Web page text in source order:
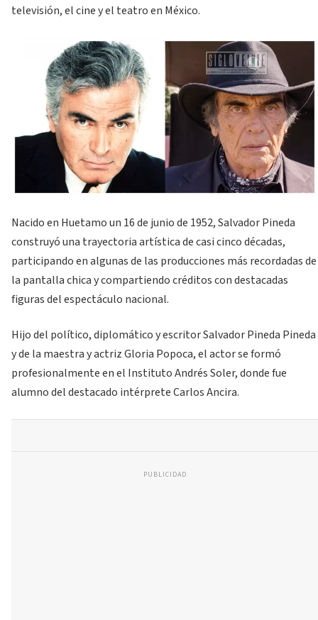
televisión, el cine y el teatro en México.
Nacido en Huetamo un 16 de junio de 1952, Salvador Pineda
construyó una trayectoria artística de casi cinco décadas,
participando en algunas de las producciones más recordadas de
la pantalla chica y compartiendo créditos con destacadas
figuras del espectáculo nacional.
Hijo del político, diplomático y escritor Salvador Pineda Pineda
y de la maestra y actriz Gloria Popoca, el actor se formó
profesionalmente en el Instituto Andrés Soler, donde fue
alumno del destacado intérprete Carlos Ancira.
PUBLICIDAD